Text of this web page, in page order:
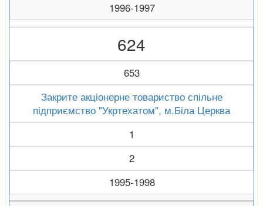
1996-1997
624
653
Закрите акціонерне товариство спільне
підприємство "Укртехатом", м.Біла Церква
1
2
1995-1998